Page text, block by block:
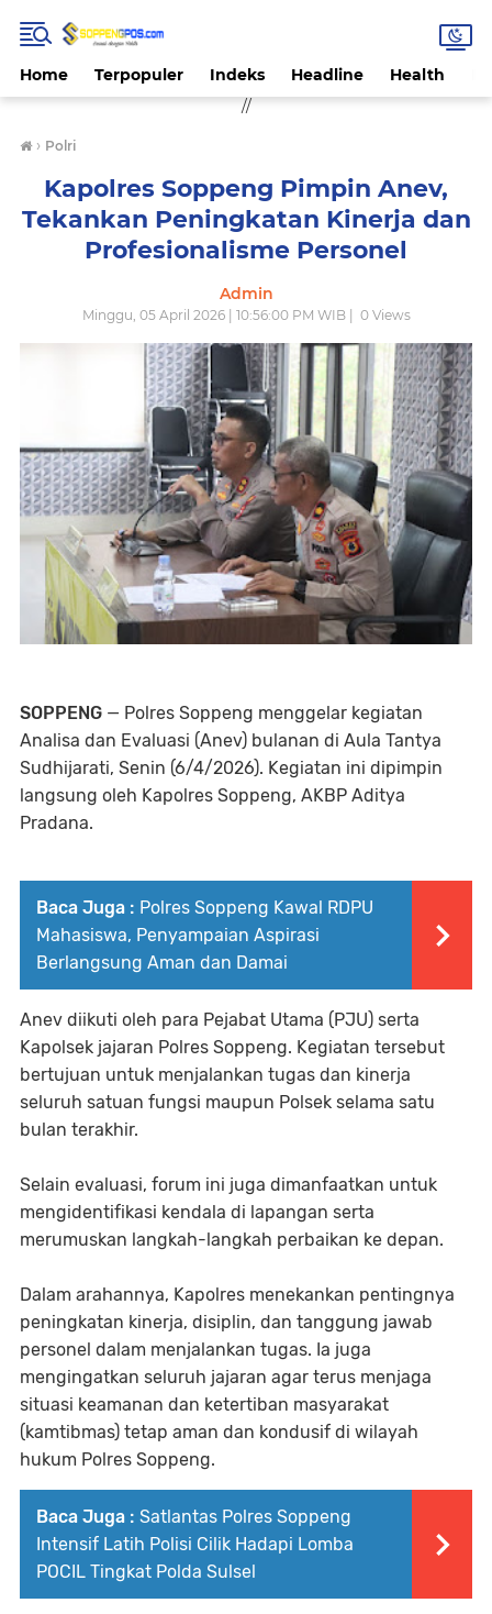
Home Terpopuler Indeks Headline Health
//
› Polri
Kapolres Soppeng Pimpin Anev,
Tekankan Peningkatan Kinerja dan
Profesionalisme Personel
Admin
Minggu, 05 April 2026 | 10:56:00 PM WIB | 0Views
SOPPENG — Polres Soppeng menggelar kegiatan
Analisa dan Evaluasi (Anev) bulanan di Aula Tantya
Sudhijarati, Senin (6/4/2026). Kegiatan ini dipimpin
langsung oleh Kapolres Soppeng, AKBP Aditya
Pradana.
Baca Juga : Polres Soppeng Kawal RDPU
Mahasiswa, Penyampaian Aspirasi
Berlangsung Aman dan Damai
Anev diikuti oleh para Pejabat Utama (PJU) serta
Kapolsek jajaran Polres Soppeng. Kegiatan tersebut
bertujuan untuk menjalankan tugas dan kinerja
seluruh satuan fungsi maupun Polsek selama satu
bulan terakhir.
Selain evaluasi, forum ini juga dimanfaatkan untuk
mengidentifikasi kendala di lapangan serta
merumuskan langkah-langkah perbaikan ke depan.
Dalam arahannya, Kapolres menekankan pentingnya
peningkatan kinerja, disiplin, dan tanggung jawab
personel dalam menjalankan tugas. Ia juga
mengingatkan seluruh jajaran agar terus menjaga
situasi keamanan dan ketertiban masyarakat
(kamtibmas) tetap aman dan kondusif di wilayah
hukum Polres Soppeng.
Baca Juga : Satlantas Polres Soppeng
Intensif Latih Polisi Cilik Hadapi Lomba
POCIL Tingkat Polda Sulsel